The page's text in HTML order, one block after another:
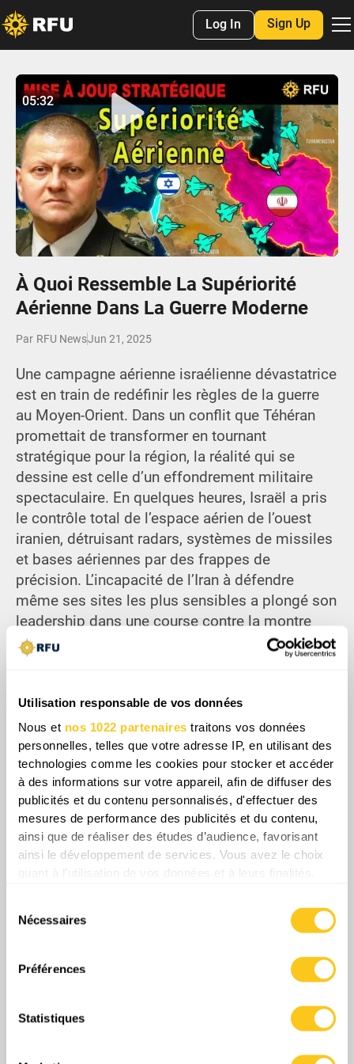
Utilisation responsable de vos données
Nous et nos 1022 partenaires traitons vos données
personnelles, telles que votre adresse IP, en utilisant des
technologies comme les cookies pour stocker et accéder
à des informations sur votre appareil, afin de diffuser des
publicités et du contenu personnalisés, d'effectuer des
mesures de performance des publicités et du contenu,
ainsi que de réaliser des études d’audience, favorisant
ainsi le développement de services. Vous avez le choix
quant à l'utilisation de vos données et à leurs finalités.
tout moment en consultant la Déclaration relative aux
cookies ou en cliquant sur l'icône de confidentialité.
Si vous le permettez, nous aimerions également :
Collecter des informations sur votre localisation
géographique qui peuvent être précises à plusieurs
mètres près
pour en relever les caractéristiques spécifiques
Nécessaires
Préférences
Statistiques
Log In Sign Up
Play
05:32
Mute Settings
Enter
No items found.
05:32
À Quoi Ressemble La Supériorité
Aérienne Dans La Guerre Moderne
Par RFU NewsJun 21, 2025
Une campagne aérienne israélienne dévastatrice
est en train de redéfinir les règles de la guerre
au Moyen-Orient. Dans un conflit que Téhéran
promettait de transformer en tournant
stratégique pour la région, la réalité qui se
dessine est celle d’un effondrement militaire
spectaculaire. En quelques heures, Israël a pris
le contrôle total de l’espace aérien de l’ouest
iranien, détruisant radars, systèmes de missiles
et bases aériennes par des frappes de
précision. L’incapacité de l’Iran à défendre
même ses sites les plus sensibles a plongé son
leadership dans une course contre la montre
pour sauver ce qui reste de sa capacité de
dissuasion. Ce qui n’était au départ qu’un
sens unique – susceptible de rebattre
durablement les cartes du pouvoir au Moyen-
Orient.
Share
0Commentaires